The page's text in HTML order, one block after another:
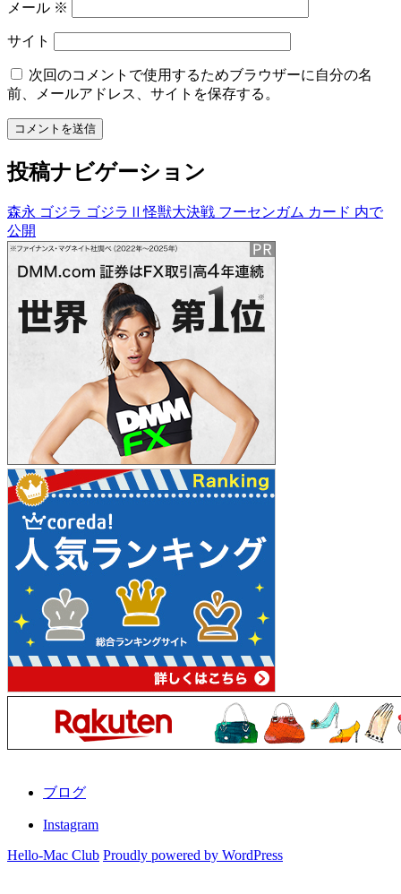
メール ※
サイト
次回のコメントで使用するためブラウザーに自分の名
前、メールアドレス、サイトを保存する。
投稿ナビゲーション
森永 ゴジラ ゴジラⅡ怪獣大決戦 フーセンガム カード 内で
公開
ブログ
Instagram
Hello-Mac Club Proudly powered by WordPress